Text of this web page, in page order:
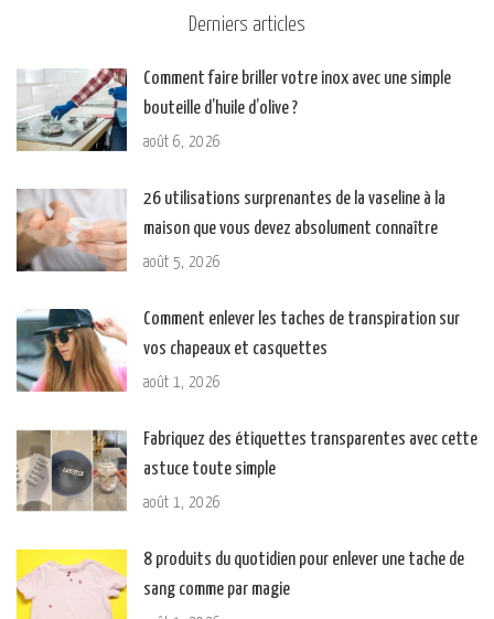
Derniers articles
Comment faire briller votre inox avec une simple
bouteille d’huile d’olive ?
août 6, 2026
26 utilisations surprenantes de la vaseline à la
maison que vous devez absolument connaître
août 5, 2026
Comment enlever les taches de transpiration sur
vos chapeaux et casquettes
août 1, 2026
Fabriquez des étiquettes transparentes avec cette
astuce toute simple
août 1, 2026
8 produits du quotidien pour enlever une tache de
sang comme par magie